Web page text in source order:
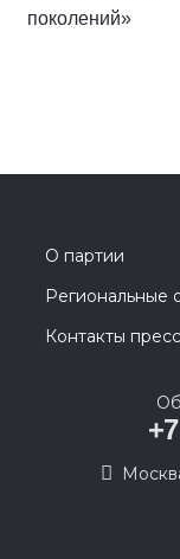
поколений»
О партии
Региональные
Контакты